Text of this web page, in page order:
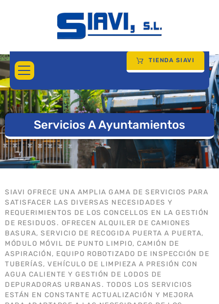
TIENDA SIAVI
Servicios A Ayuntamientos
SIAVI OFRECE UNA AMPLIA GAMA DE SERVICIOS PARA
SATISFACER LAS DIVERSAS NECESIDADES Y
REQUERIMIENTOS DE LOS CONCELLOS EN LA GESTIÓN
DE RESIDUOS. OFRECEN ALQUILER DE CAMIONES
BASURA, SERVICIO DE RECOGIDA PUERTA A PUERTA,
MÓDULO MÓVIL DE PUNTO LIMPIO, CAMIÓN DE
ASPIRACIÓN, EQUIPO ROBOTIZADO DE INSPECCIÓN DE
TUBERÍAS, VEHÍCULO DE LIMPIEZA A PRESIÓN CON
AGUA CALIENTE Y GESTIÓN DE LODOS DE
DEPURADORAS URBANAS. TODOS LOS SERVICIOS
ESTÁN EN CONSTANTE ACTUALIZACIÓN Y MEJORA